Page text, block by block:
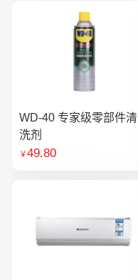
WD-40 专家级零部件清
洗剂
￥49.80